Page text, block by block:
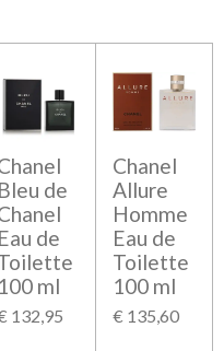
Bleu de
Eau de
100 ml
132,95
Chanel
Allure
Homme
Eau de
Toilette
100 ml
€ 135,60